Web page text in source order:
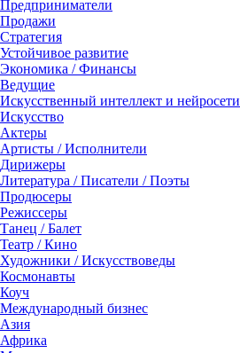
Предприниматели
Продажи
Стратегия
Устойчивое развитие
Экономика / Финансы
Ведущие
Искусственный интеллект и нейросети
Искусство
Актеры
Артисты / Исполнители
Дирижеры
Литература / Писатели / Поэты
Продюсеры
Режиссеры
Танец / Балет
Театр / Кино
Художники / Искусствоведы
Космонавты
Коуч
Международный бизнес
Азия
Африка